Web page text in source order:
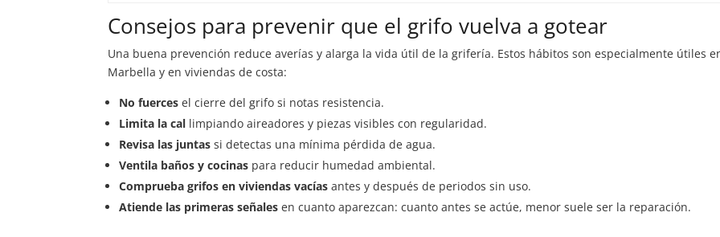
Consejos para prevenir que el grifo vuelva a gotear
Una buena prevención reduce averías y alarga la vida útil de la grifería. Estos hábitos son especialmente útiles
Marbella y en viviendas de costa:
No fuerces el cierre del grifo si notas resistencia.
Limita la cal limpiando aireadores y piezas visibles con regularidad.
Revisa las juntas si detectas una mínima pérdida de agua.
Ventila baños y cocinas para reducir humedad ambiental.
Comprueba grifos en viviendas vacías antes y después de periodos sin uso.
Atiende las primeras señales en cuanto aparezcan: cuanto antes se actúe, menor suele ser la reparación.